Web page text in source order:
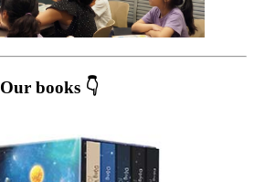
Our books 👇